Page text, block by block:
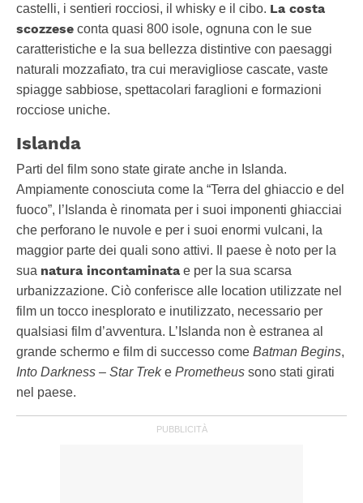
castelli, i sentieri rocciosi, il whisky e il cibo. La costa
scozzese conta quasi 800 isole, ognuna con le sue
caratteristiche e la sua bellezza distintive con paesaggi
naturali mozzafiato, tra cui meravigliose cascate, vaste
spiagge sabbiose, spettacolari faraglioni e formazioni
rocciose uniche.
Islanda
Parti del film sono state girate anche in Islanda.
Ampiamente conosciuta come la “Terra del ghiaccio e del
fuoco”, l’Islanda è rinomata per i suoi imponenti ghiacciai
che perforano le nuvole e per i suoi enormi vulcani, la
maggior parte dei quali sono attivi. Il paese è noto per la
sua natura incontaminata e per la sua scarsa
urbanizzazione. Ciò conferisce alle location utilizzate nel
film un tocco inesplorato e inutilizzato, necessario per
qualsiasi film d’avventura. L’Islanda non è estranea al
grande schermo e film di successo come Batman Begins,
Into Darkness – Star Treke Prometheus sono stati girati
nel paese.